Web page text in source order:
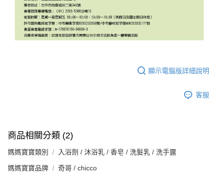
顯示電腦版詳細說明
客服
商品相關分類 (2)
媽媽寶寶類別 入浴劑 / 沐浴乳 / 香皂 / 洗髮乳 / 洗手露
媽媽寶寶品牌 奇哥 / chicco